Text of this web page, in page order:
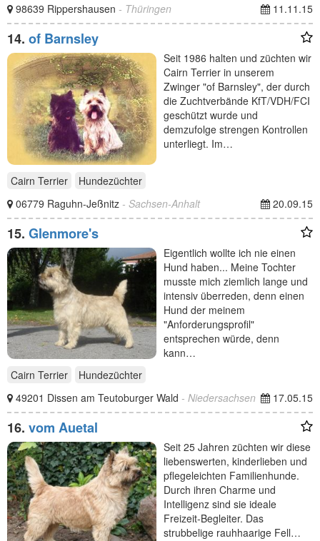
98639 Rippershausen - Thüringen 11.11.15
14. of Barnsley
Seit 1986 halten und züchten wir
Cairn Terrier in unserem
Zwinger "of Barnsley", der durch
die Zuchtverbände KfT/VDH/FCI
geschützt wurde und
demzufolge strengen Kontrollen
unterliegt. Im…
Cairn Terrier
Hundezüchter
06779 Raguhn-Jeßnitz - Sachsen-Anhalt 20.09.15
15. Glenmore's
Eigentlich wollte ich nie einen
Hund haben... Meine Tochter
musste mich ziemlich lange und
intensiv überreden, denn einen
Hund der meinem
"Anforderungsprofil"
entsprechen würde, denn
kann…
Cairn Terrier
Hundezüchter
49201 Dissen am Teutoburger Wald - Niedersachsen 17.05.15
16. vom Auetal
Seit 25 Jahren züchten wir diese
liebenswerten, kinderlieben und
pflegeleichten Familienhunde.
Durch ihren Charme und
Intelligenz sind sie ideale
Freizeit-Begleiter. Das
strubbelige rauhhaarige Fell…